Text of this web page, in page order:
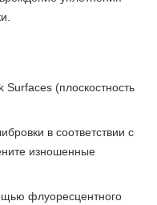
(плоскостность
в соответствии с
изношенные
флуоресцентного